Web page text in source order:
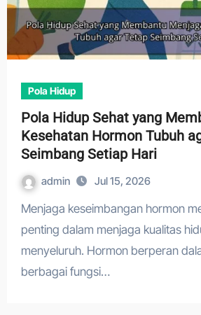
Pola Hidup
Pola Hidup Sehat yang
Kesehatan Hormon Tubuh
Seimbang Setiap Hari
admin Jul 15, 2026
Menjaga keseimbangan hormon merupakan bagian
penting dalam menjaga kualitas
menyeluruh. Hormon berperan
berbagai fungsi…